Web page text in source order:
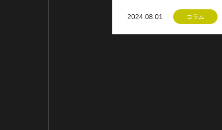
2024.08.01 コラム